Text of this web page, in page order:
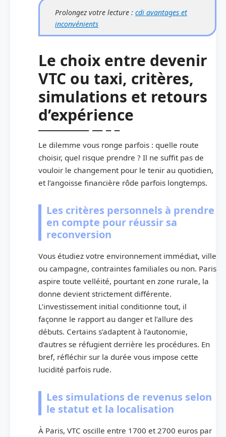
Prolongez votre lecture : cdi avantages et
inconvénients
Le choix entre devenir
VTC ou taxi, critères,
simulations et retours
d’expérience
Le dilemme vous ronge parfois : quelle route
choisir, quel risque prendre ? Il ne suffit pas de
vouloir le changement pour le tenir au quotidien,
et l’angoisse financière rôde parfois longtemps.
Les critères personnels à prendre
en compte pour réussir sa
reconversion
Vous étudiez votre environnement immédiat, ville
ou campagne, contraintes familiales ou non. Paris
aspire toute velléité, pourtant en zone rurale, la
donne devient strictement différente.
L’investissement initial conditionne tout, il
façonne le rapport au danger et l’allure des
débuts. Certains s’adaptent à l’autonomie,
d’autres se réfugient derrière les procédures. En
bref, réfléchir sur la durée vous impose cette
lucidité parfois rude.
Les simulations de revenus selon
le statut et la localisation
À Paris, VTC oscille entre 1700 et 2700 euros par